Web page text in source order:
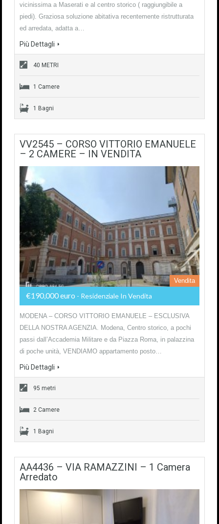
vicinissima a Maserati e al centro storico ( raggiungibile a
piedi). Graziosa soluzione abitativa recentemente ristrutturata
ed arredata, adatta a…
Più Dettagli
40 METRI
1 Camere
1 Bagni
VV2545 – CORSO VITTORIO EMANUELE
– 2 CAMERE – IN VENDITA
Vendita
€190,000 euro - Residenziale In Vendita
MODENA – CORSO VITTORIO EMANUELE – ESCLUSIVA
DELLA NOSTRA AGENZIA. Modena, Centro storico, a pochi
passi dall’Accademia Militare e da Piazza Roma, in palazzina
di poche unità, VENDIAMO appartamento posto…
Più Dettagli
95 metri
2 Camere
1 Bagni
AA4436 – VIA RAMAZZINI – 1 Camera
Arredato